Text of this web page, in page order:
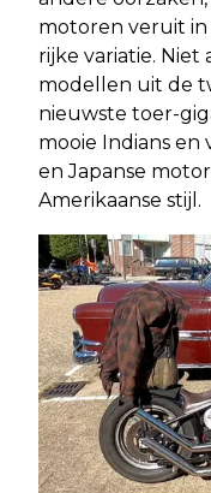
motoren veruit
rijke variatie. Niet
modellen uit de
nieuwste toer-
mooie Indians en
en Japanse
Amerikaanse stijl.